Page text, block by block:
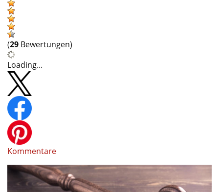
(29 Bewertungen)
Loading...
Kommentare